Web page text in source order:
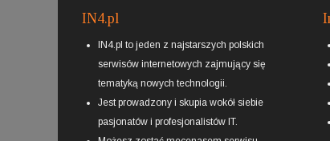
IN4.pl
IN4.pl to jeden z najstarszych polskich
serwisów internetowych zajmujący się
tematyką nowych technologii.
Jest prowadzony i skupia wokół siebie
pasjonatów i profesjonalistów IT.